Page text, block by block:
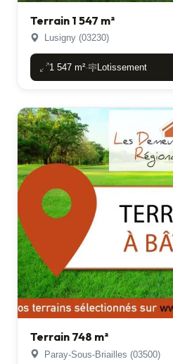
Terrain 1 547 m²
Lusigny (03230)
1 547 m²- Lotissement
Terrain 748 m²
Paray-Sous-Briailles (03500)